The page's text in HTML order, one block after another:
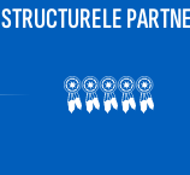
STRUCTURELE